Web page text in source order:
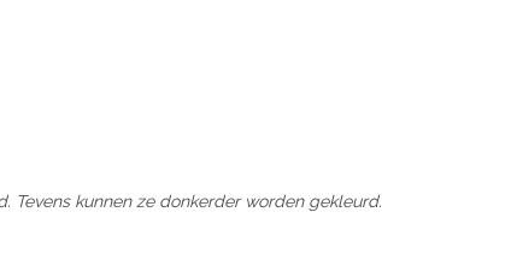
kunnen ze donkerder worden gekleurd.